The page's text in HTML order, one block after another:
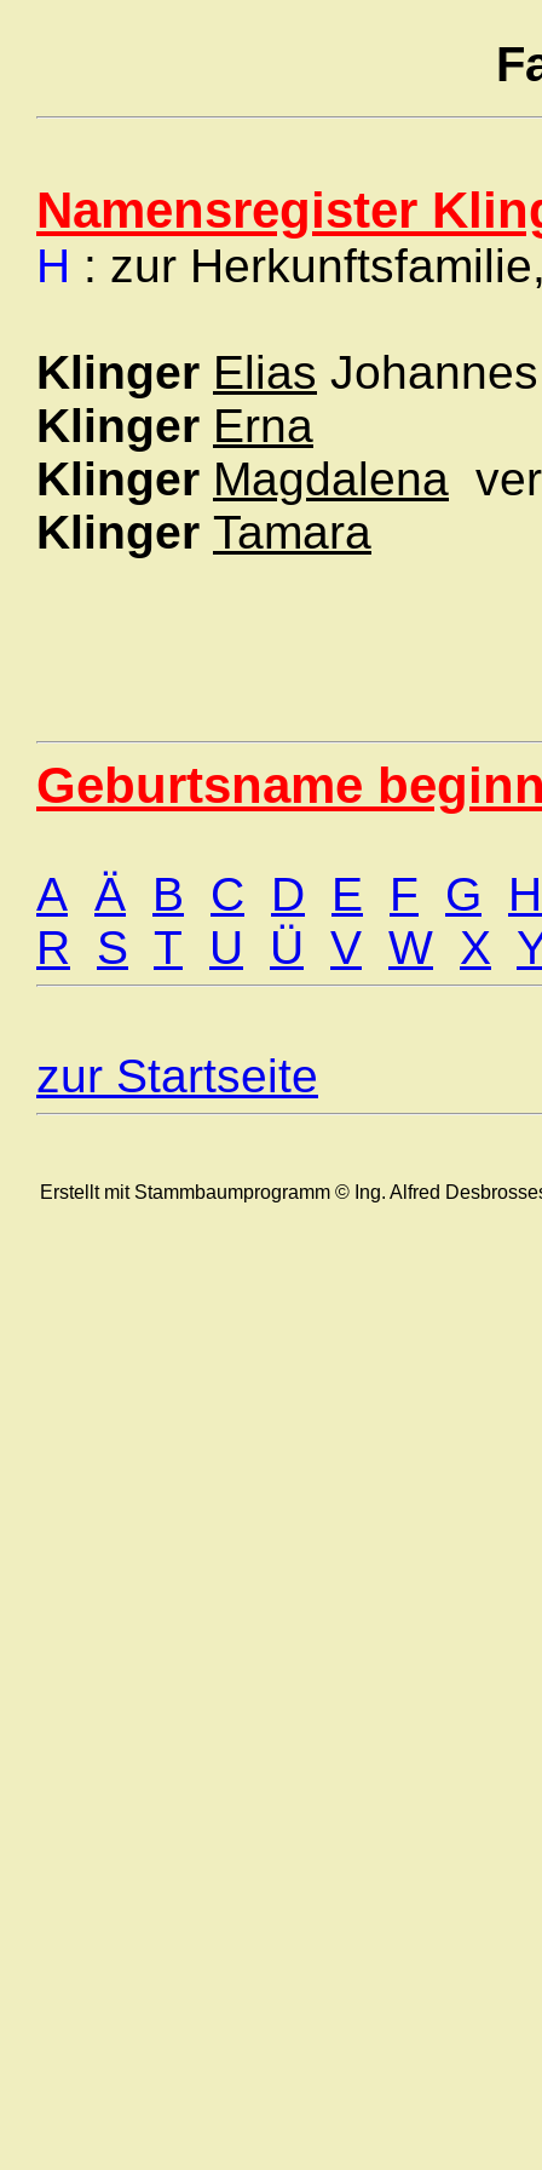
Namensregister
H : zur
Klinger Elias
Klinger Erna
Klinger Magdalena
Klinger Tamara
Geburtsname
A Ä B C D E F G
H
R
S T U Ü V W X
zur Startseite
Erstellt mit Stammbaumprogramm © Ing. Alfred